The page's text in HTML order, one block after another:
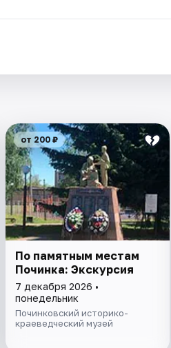
от 200 ₽
По памятным местам
Починка: Экскурсия
7 декабря 2026 •
понедельник
Починковский историко-
краеведческий музей